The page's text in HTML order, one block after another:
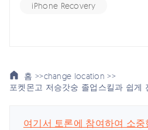
iPhone Recovery
홈 >>change location >>
포켓몬고 저승갓숭 졸업스킬과 쉽게
여기서 토론에 참여하여 소